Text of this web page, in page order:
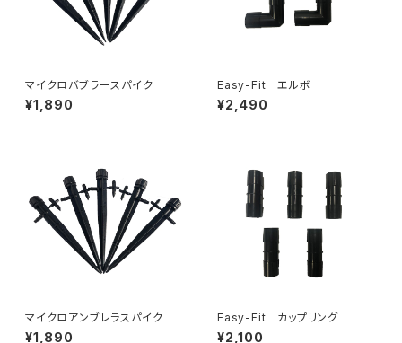
マイクロバブラースパイク
¥1,890
Easy-Fit エルボ
¥2,490
マイクロアンブレラスパイク
¥1,890
Easy-Fit カップリング
¥2,100